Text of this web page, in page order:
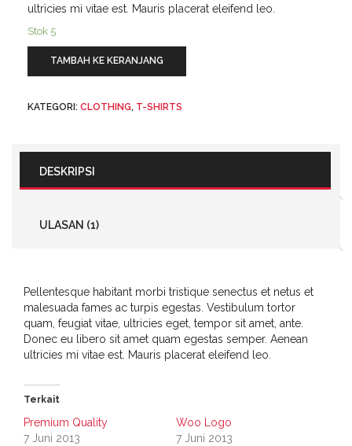
ultricies mi vitae est. Mauris placerat eleifend leo.
Stok 5
KuantitasTAMBAH KE KERANJANG
KATEGORI: CLOTHING, T-SHIRTS
DESKRIPSI
ULASAN (1)
Pellentesque habitant morbi tristique senectus et netus et
malesuada fames ac turpis egestas. Vestibulum tortor
quam, feugiat vitae, ultricies eget, tempor sit amet, ante.
Donec eu libero sit amet quam egestas semper. Aenean
ultricies mi vitae est. Mauris placerat eleifend leo.
Terkait
Premium Quality
7 Juni 2013
Woo Logo
7 Juni 2013